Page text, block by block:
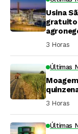
Usina
gratuito
3 Horas ⁮
Últimas
3 Horas ⁮
Últimas